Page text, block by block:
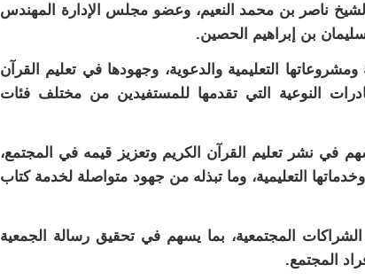
ناصر بن محمد النعيم، وعضو مجلس الإدارة المهندس
بن إبراهيم الحصين.
التعليمية والدعوية، وجهودها في تعليم القرآن
النوعية التي تقدمها للمستفيدين من مختلف فئات
في نشر تعليم القرآن الكريم وتعزيز قيمه في المجتمع،
التعليمية، وما تبذله من جهود متواصلة لخدمة كتاب
المجتمعية، بما يسهم في تحقيق رسالة الجمعية
المجتمع.